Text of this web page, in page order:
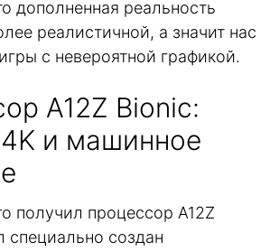
дополненная реальность
реалистичной, а значит нас
с невероятной графикой.
A12Z Bionic:
и машинное
получил процессор A12Z
специально создан